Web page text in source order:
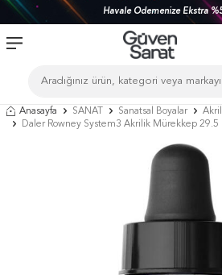
Havale Ödemenize Ekstra
Anasayfa SANAT Sanatsal Boyalar
Daler Rowney System3 Akrilik Mürekkep